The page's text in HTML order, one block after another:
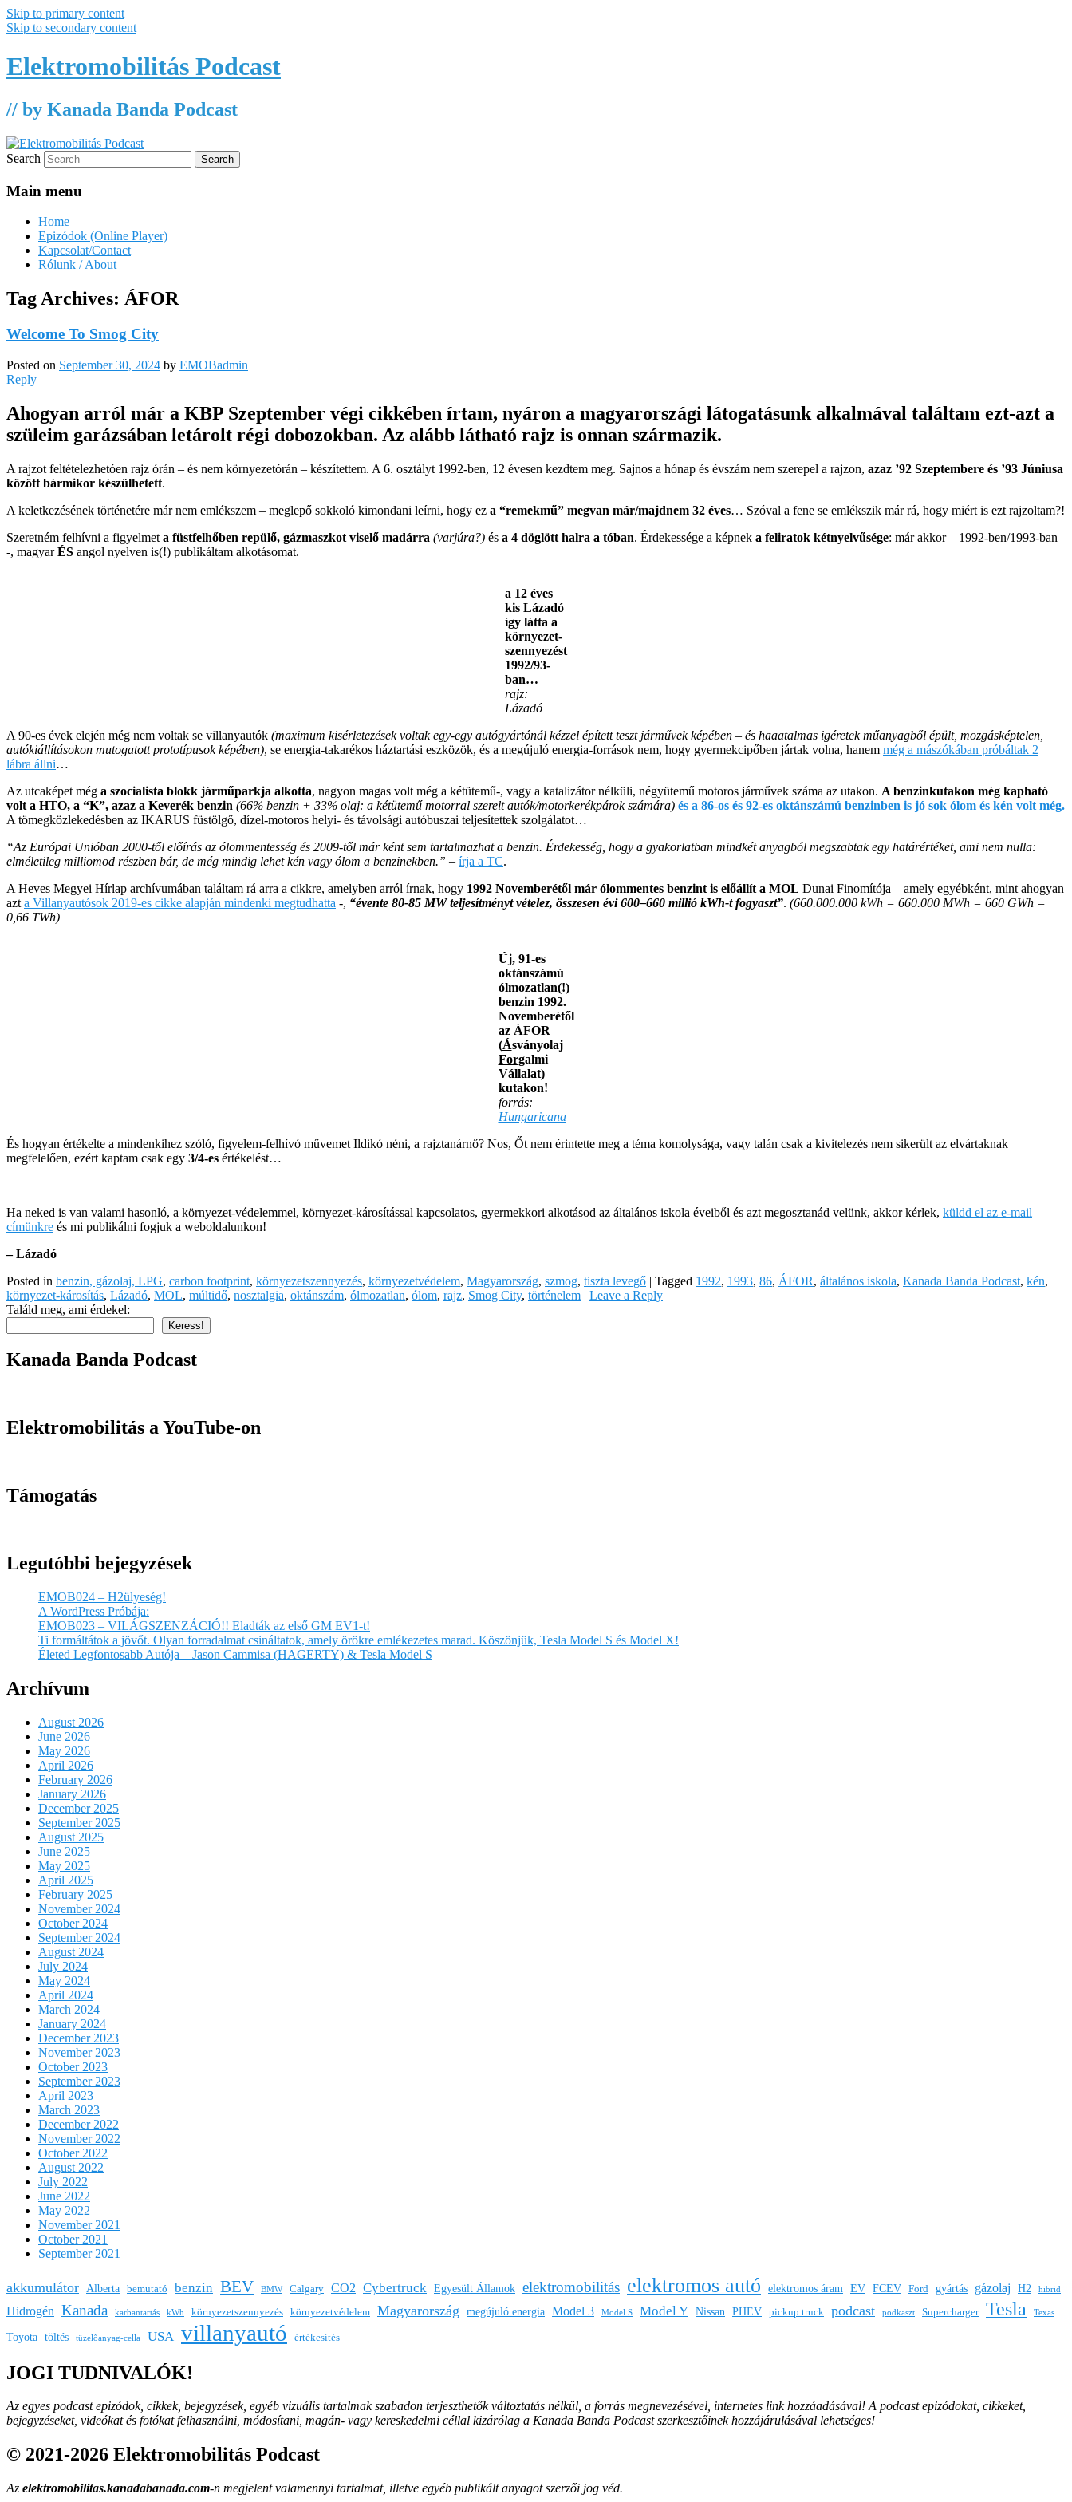
Skip to primary content
Skip to secondary content
Elektromobilitás Podcast
// by Kanada Banda Podcast
Search
Main menu
Home
Epizódok (Online Player)
Kapcsolat/Contact
Rólunk / About
Tag Archives: ÁFOR
Welcome To Smog City
Posted on September 30, 2024 by EMOBadmin
Reply
Ahogyan arról már a KBP Szeptember végi cikkében írtam, nyáron a magyarországi látogatásunk alkalmával találtam ezt-azt a
szüleim garázsában letárolt régi dobozokban. Az alább látható rajz is onnan származik.
A rajzot feltételezhetóen rajz órán – és nem környezetórán – készítettem. A 6. osztályt 1992-ben, 12 évesen kezdtem meg. Sajnos a hónap és évszám nem szerepel a rajzon, azaz ’92 Szeptembere és ’93 Júniusa
között bármikor készülhetett.
A keletkezésének történetére már nem emlékszem – meglepő sokkoló kimondani leírni, hogy ez a “remekmű” megvan már/majdnem 32 éves… Szóval a fene se emlékszik már rá, hogy miért is ezt rajzoltam?!
Szeretném felhívni a figyelmet a füstfelhőben repülő, gázmaszkot viselő madárra (varjúra?) és a 4 döglött halra a tóban. Érdekessége a képnek a feliratok kétnyelvűsége: már akkor – 1992-ben/1993-ban
-, magyarÉS angol nyelven is(!) publikáltam alkotásomat.
a 12 éves
kis Lázadó
így látta a
környezet-
szennyezést
1992/93-
ban…
rajz:
Lázadó
A 90-es évek elején még nem voltak se villanyautók (maximum kisérletezések voltak egy-egy autógyártónál kézzel épített teszt járművek képében – és haaatalmas igéretek műanyagből épült, mozgásképtelen,
autókiállításokon mutogatott prototípusok képében), se energia-takarékos háztartási eszközök, és a megújuló energia-források nem, hogy gyermekcipőben jártak volna, hanem még a mászókában próbáltak 2
lábra állni…
Az utcaképet még a szocialista blokk járműparkja alkotta, nagyon magas volt még a kétütemű-, vagy a katalizátor nélküli, négyütemű motoros járművek száma az utakon. A benzinkutakon még kapható
volt a HTO, a “K”, azaz a Keverék benzin (66% benzin + 33% olaj: a kétütemű motorral szerelt autók/motorkerékpárok számára) és a 86-os és 92-es oktánszámú benzinben is jó sok ólom és kén volt még.
A tömegközlekedésben az IKARUS füstölgő, dízel-motoros helyi- és távolsági autóbuszai teljesítettek szolgálatot…
“Az Európai Unióban 2000-től előírás az ólommentesség és 2009-től már ként sem tartalmazhat a benzin. Érdekesség, hogy a gyakorlatban mindkét anyagból megszabtak egy határértéket, ami nem nulla:
elméletileg milliomod részben bár, de még mindig lehet kén vagy ólom a benzinekben.” – írja a TC.
A Heves Megyei Hírlap archívumában találtam rá arra a cikkre, amelyben arról írnak, hogy 1992 Novemberétől már ólommentes benzint is előállít a MOL Dunai Finomítója – amely egyébként, mint ahogyan
azt a Villanyautósok 2019-es cikke alapján mindenki megtudhatta -, “évente 80-85 MW teljesítményt vételez, összesen évi 600–660 millió kWh-t fogyaszt”. (660.000.000 kWh = 660.000 MWh = 660 GWh =
0,66 TWh)
Új, 91-es
oktánszámú
ólmozatlan(!)
benzin 1992.
Novemberétől
az ÁFOR
(Ásványolaj
Forgalmi
Vállalat)
kutakon!
forrás:
Hungaricana
És hogyan értékelte a mindenkihez szóló, figyelem-felhívó művemet Ildikó néni, a rajztanárnő? Nos, Őt nem érintette meg a téma komolysága, vagy talán csak a kivitelezés nem sikerült az elvártaknak
megfelelően, ezért kaptam csak egy 3/4-es értékelést…
Ha neked is van valami hasonló, a környezet-védelemmel, környezet-károsítással kapcsolatos, gyermekkori alkotásod az általános iskola éveiből és azt megosztanád velünk, akkor kérlek, küldd el az e-mail
címünkre és mi publikálni fogjuk a weboldalunkon!
– Lázadó
Posted in benzin, gázolaj, LPG, carbon footprint, környezetszennyezés, környezetvédelem, Magyarország, szmog, tiszta levegő | Tagged 1992, 1993, 86, ÁFOR, általános iskola, Kanada Banda Podcast, kén,
környezet-károsítás, Lázadó, MOL, múltidő, nosztalgia, oktánszám, ólmozatlan, ólom, rajz, Smog City, történelem | Leave a Reply
Találd meg, ami érdekel:
Keress!
Kanada Banda Podcast
Elektromobilitás a YouTube-on
Támogatás
Legutóbbi bejegyzések
EMOB024 – H2ülyeség!
A WordPress Próbája:
EMOB023 – VILÁGSZENZÁCIÓ!! Eladták az első GM EV1-t!
Ti formáltátok a jövőt. Olyan forradalmat csináltatok, amely örökre emlékezetes marad. Köszönjük, Tesla Model S és Model X!
Életed Legfontosabb Autója – Jason Cammisa (HAGERTY) & Tesla Model S
Archívum
August 2026
June 2026
May 2026
April 2026
February 2026
January 2026
December 2025
September 2025
August 2025
June 2025
May 2025
April 2025
February 2025
November 2024
October 2024
September 2024
August 2024
July 2024
May 2024
April 2024
March 2024
January 2024
December 2023
November 2023
October 2023
September 2023
April 2023
March 2023
December 2022
November 2022
October 2022
August 2022
July 2022
June 2022
May 2022
November 2021
October 2021
September 2021
akkumulátor Alberta bemutató benzin BEV BMW Calgary CO2 Cybertruck Egyesült Államok elektromobilitás elektromos autó elektromos áram EV FCEV Ford gyártás gázolaj H2 hibrid
Hidrogén Kanada karbantartás kWh környezetszennyezés környezetvédelem Magyarország megújuló energia Model 3 Model S Model Y Nissan PHEV pickup truck podcast podkaszt Supercharger Tesla Texas
Toyota töltés tüzelőanyag-cella USA villanyautó értékesítés
JOGI TUDNIVALÓK!
Az egyes podcast epizódok, cikkek, bejegyzések, egyéb vizuális tartalmak szabadon terjeszthetők változtatás nélkül, a forrás megnevezésével, internetes link hozzáadásával! A podcast epizódokat, cikkeket,
bejegyzéseket, videókat és fotókat felhasználni, módosítani, magán- vagy kereskedelmi céllal kizárólag a Kanada Banda Podcast szerkesztőinek hozzájárulásával lehetséges!
© 2021-2026 Elektromobilitás Podcast
Az elektromobilitas.kanadabanada.com-n megjelent valamennyi tartalmat, illetve egyéb publikált anyagot szerzői jog véd.